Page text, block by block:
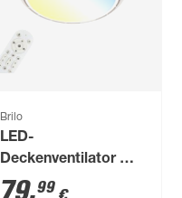
Brilo
LED-
Deckenventilator mit
Beleuchtung 'Dison'
99